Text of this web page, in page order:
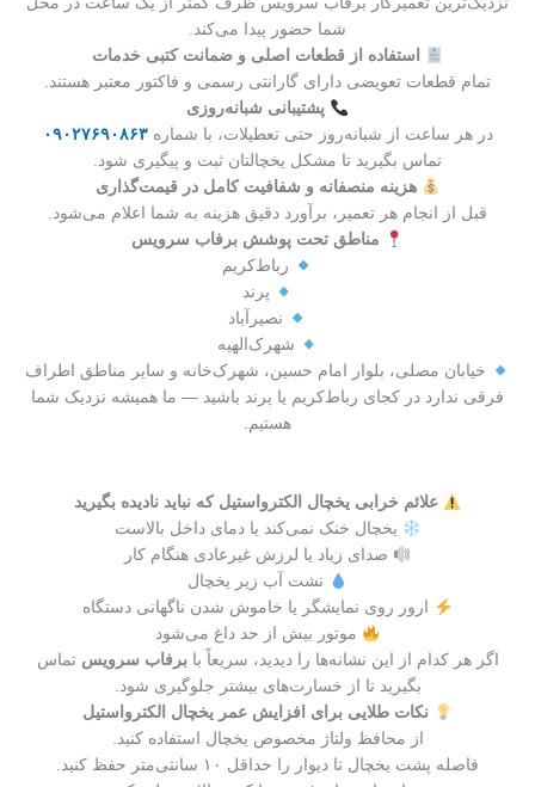
شما حضور پیدا می‌کند.
استفاده از قطعات اصلی و ضمانت کتبی خدمات
تمام قطعات تعویضی دارای گارانتی رسمی و فاکتور معتبر هستند.
پشتیبانی شبانه‌روزی
در هر ساعت از شبانه‌روز حتی تعطیلات، با شماره۰۹۰۲۷۶۹۰۸۶۳
تماس بگیرید تا مشکل یخچالتان ثبت و پیگیری شود.
هزینه منصفانه و شفافیت کامل در قیمت‌گذاری
قبل از انجام هر تعمیر، برآورد دقیق هزینه به شما اعلام می‌شود.
مناطق تحت پوشش برفاب سرویس
رباط‌کریم
پرند
نصیرآباد
شهرک‌الهیه
خیابان مصلی، بلوار امام حسین، شهرک‌خانه و سایر مناطق اطراف
فرقی ندارد در کجای رباط‌کریم یا پرند باشید — ما همیشه نزدیک شما
هستیم.
علائم خرابی یخچال الکترواستیل که نباید نادیده بگیرید
یخچال خنک نمی‌کند یا دمای داخل بالاست
صدای زیاد یا لرزش غیرعادی هنگام کار
نشت آب زیر یخچال
ارور روی نمایشگر یا خاموش شدن ناگهانی دستگاه
موتور بیش از حد داغ می‌شود
اگر هر کدام از این نشانه‌ها را دیدید، سریعاً بابرفاب سرویس تماس
بگیرید تا از خسارت‌های بیشتر جلوگیری شود.
نکات طلایی برای افزایش عمر یخچال الکترواستیل
از محافظ ولتاژ مخصوص یخچال استفاده کنید.
فاصله پشت یخچال تا دیوار را حداقل ۱۰ سانتی‌متر حفظ کنید.